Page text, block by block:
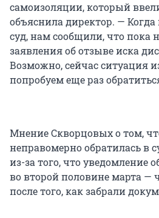
самоизоляции, который
объяснила директор. —
суд, нам сообщили, что пока
заявления об отзыве иска
Возможно, сейчас ситуация
попробуем еще раз
Мнение Скворцовых о том,
неправомерно обратилась в
из-за того, что уведомление
во второй половине марта —
после того, как забрали